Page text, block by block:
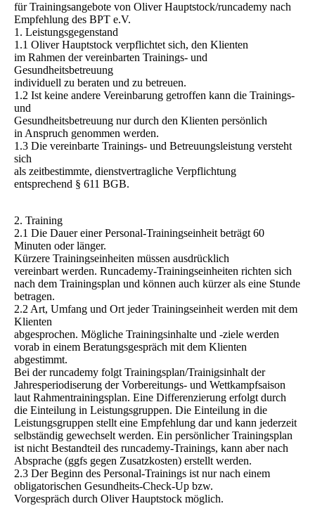
für Trainingsangebote von Oliver Hauptstock/runcademy nach
Empfehlung des BPT e.V.
1. Leistungsgegenstand
1.1 Oliver Hauptstock verpflichtet sich, den Klienten
im Rahmen der vereinbarten Trainings- und
Gesundheitsbetreuung
individuell zu beraten und zu betreuen.
1.2 Ist keine andere Vereinbarung getroffen kann die Trainings-
und
Gesundheitsbetreuung nur durch den Klienten persönlich
in Anspruch genommen werden.
1.3 Die vereinbarte Trainings- und Betreuungsleistung versteht
sich
als zeitbestimmte, dienstvertragliche Verpflichtung
entsprechend § 611 BGB.
2. Training
2.1 Die Dauer einer Personal-Trainingseinheit beträgt 60
Minuten oder länger.
Kürzere Trainingseinheiten müssen ausdrücklich
vereinbart werden. Runcademy-Trainingseinheiten richten sich
nach dem Trainingsplan und können auch kürzer als eine Stunde
betragen.
2.2 Art, Umfang und Ort jeder Trainingseinheit werden mit dem
Klienten
abgesprochen. Mögliche Trainingsinhalte und -ziele werden
vorab in einem Beratungsgespräch mit dem Klienten
abgestimmt.
Bei der runcademy folgt Trainingsplan/Trainigsinhalt der
Jahresperiodiserung der Vorbereitungs- und Wettkampfsaison
laut Rahmentrainingsplan. Eine Differenzierung erfolgt durch
die Einteilung in Leistungsgruppen. Die Einteilung in die
Leistungsgruppen stellt eine Empfehlung dar und kann jederzeit
selbständig gewechselt werden. Ein persönlicher Trainingsplan
ist nicht Bestandteil des runcademy-Trainings, kann aber nach
Absprache (ggfs gegen Zusatzkosten) erstellt werden.
2.3 Der Beginn des Personal-Trainings ist nur nach einem
obligatorischen Gesundheits-Check-Up bzw.
Vorgespräch durch Oliver Hauptstock möglich.